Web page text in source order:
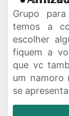
Grupo
temos a
escolher
fiquem a
que vc
um namoro
se